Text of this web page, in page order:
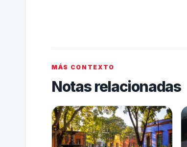
MÁS CONTEXTO
Notas relacionadas